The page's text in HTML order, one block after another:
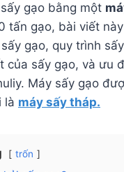
gạo bằng một
tấn gạo, bài viết
gạo, quy trình
của sấy gạo, và ưu
Máy sấy gạo
là máy sấy tháp.
trốn